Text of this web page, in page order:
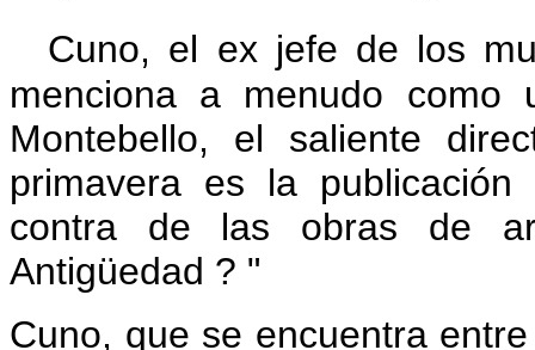
Cuno, el ex jefe de los
menciona a menudo como
Montebello, el saliente
primavera es la
contra de las obras de
Antigüedad ? "
Cuno, que se encuentra